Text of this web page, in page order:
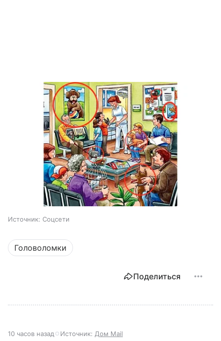
Источник: Соцсети
Головоломки
Поделиться
10 часов назад Источник: Дом Mail